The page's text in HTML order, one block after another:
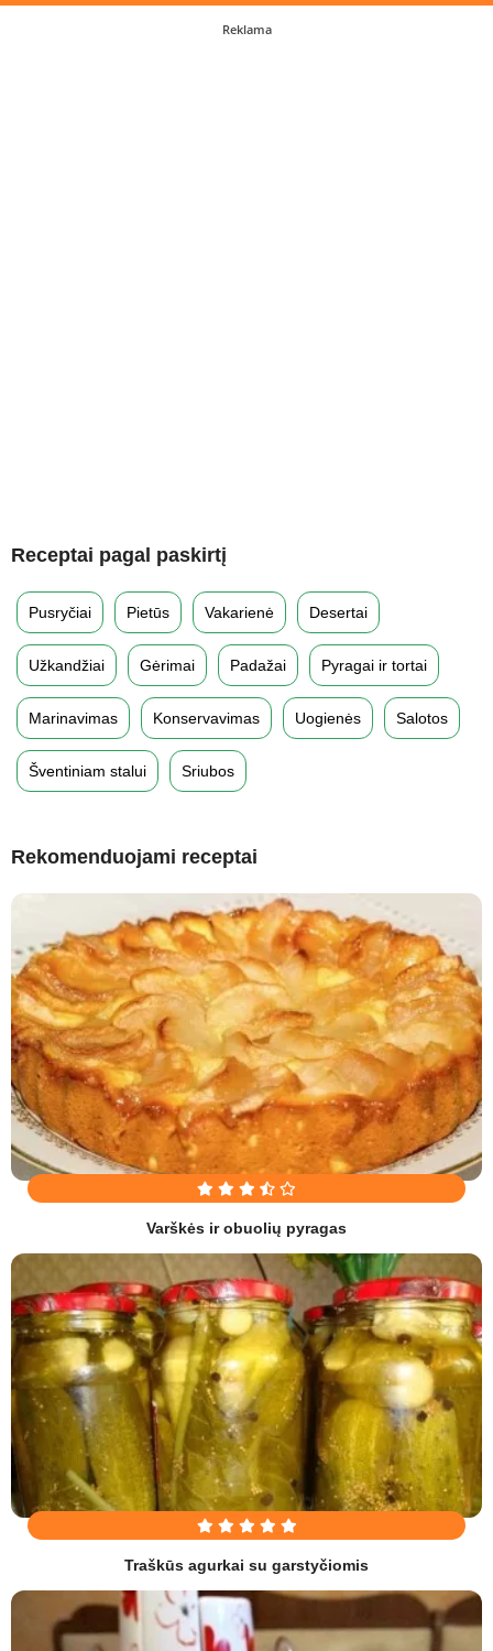
Reklama
Receptai pagal paskirtį
Pusryčiai Pietūs Vakarienė Desertai
Užkandžiai Gėrimai Padažai Pyragai ir tortai
Marinavimas Konservavimas Uogienės Salotos
Šventiniam stalui Sriubos
Rekomenduojami receptai
Varškės ir obuolių pyragas
Traškūs agurkai su garstyčiomis